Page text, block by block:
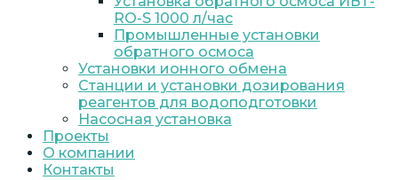
RO-S 1000 л/час
Промышленные установки
обратного осмоса
Установки ионного обмена
Станции и установки дозирования
реагентов для водоподготовки
Насосная установка
Проекты
О компании
Контакты